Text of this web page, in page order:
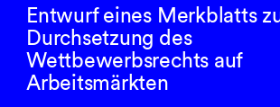
Entwurf eines Merkblatts
Durchsetzung des
Wettbewerbsrechts auf
Arbeitsmärkten